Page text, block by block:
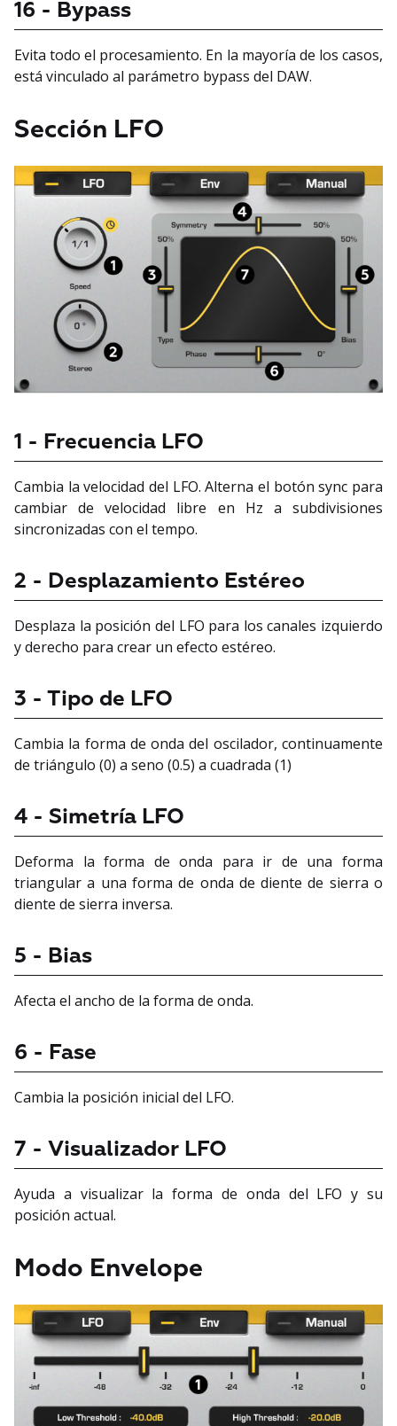
16 - Bypass
Evita todo el procesamiento. En la mayoría de los casos,
está vinculado al parámetro bypass del DAW.
Sección LFO
1 - Frecuencia LFO
Cambia la velocidad del LFO. Alterna el botón sync para
cambiar de velocidad libre en Hz a subdivisiones
sincronizadas con el tempo.
2 - Desplazamiento Estéreo
Desplaza la posición del LFO para los canales izquierdo
y derecho para crear un efecto estéreo.
3 - Tipo de LFO
Cambia la forma de onda del oscilador, continuamente
de triángulo (0) a seno (0.5) a cuadrada (1)
4 - Simetría LFO
Deforma la forma de onda para ir de una forma
triangular a una forma de onda de diente de sierra o
diente de sierra inversa.
5 - Bias
Afecta el ancho de la forma de onda.
6 - Fase
Cambia la posición inicial del LFO.
7 - Visualizador LFO
Ayuda a visualizar la forma de onda del LFO y su
posición actual.
Modo Envelope